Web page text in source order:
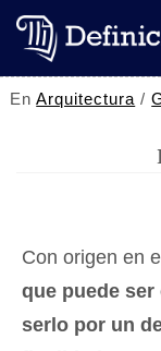
EnArquitectura /
Con origen en
que puede
serlo por un